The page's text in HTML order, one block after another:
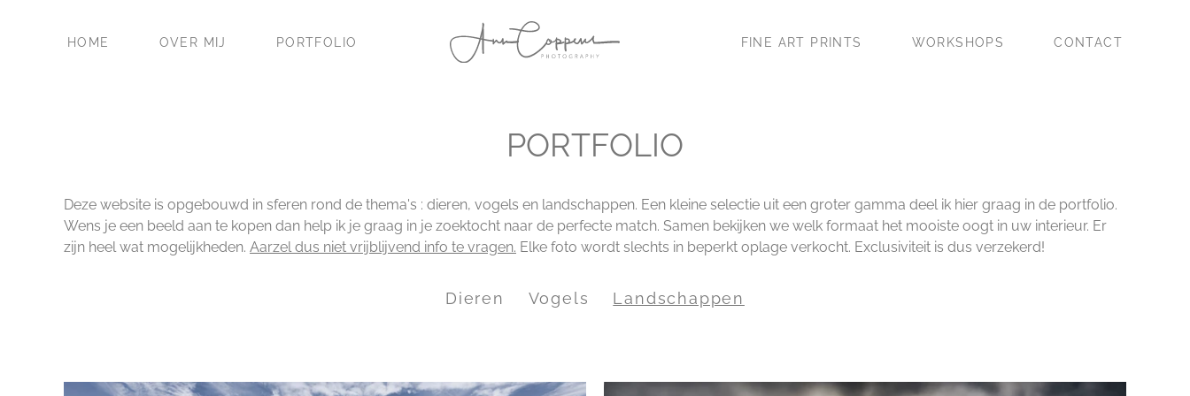
HOME OVER MIJ PORTFOLIO FINE ART PRINTS WORKSHOPS CONTACT
PORTFOLIO
Deze website is opgebouwd in sferen rond de thema's : dieren, vogels en landschappen. Een kleine selectie uit een groter gamma deel ik hier graag in de portfolio.
Wens je een beeld aan te kopen dan help ik je graag in je zoektocht naar de perfecte match. Samen bekijken we welk formaat het mooiste oogt in uw interieur. Er
zijn heel wat mogelijkheden. Aarzel dus niet vrijblijvend info te vragen. Elke foto wordt slechts in beperkt oplage verkocht. Exclusiviteit is dus verzekerd!
Dieren Vogels Landschappen